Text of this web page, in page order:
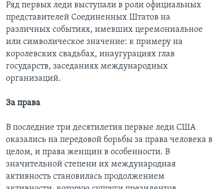
Ряд первых леди выступали в роли официальных
представителей Соединенных Штатов на
различных событиях, имевших церемониальное
или символическое значение: к примеру на
королевских свадьбах, инаугурациях глав
государств, заседаниях международных
организаций.
За права
В последние три десятилетия первые леди США
оказались на передовой борьбы за права человека в
целом, и права женщин в особенности. В
значительной степени их международная
активность становилась продолжением